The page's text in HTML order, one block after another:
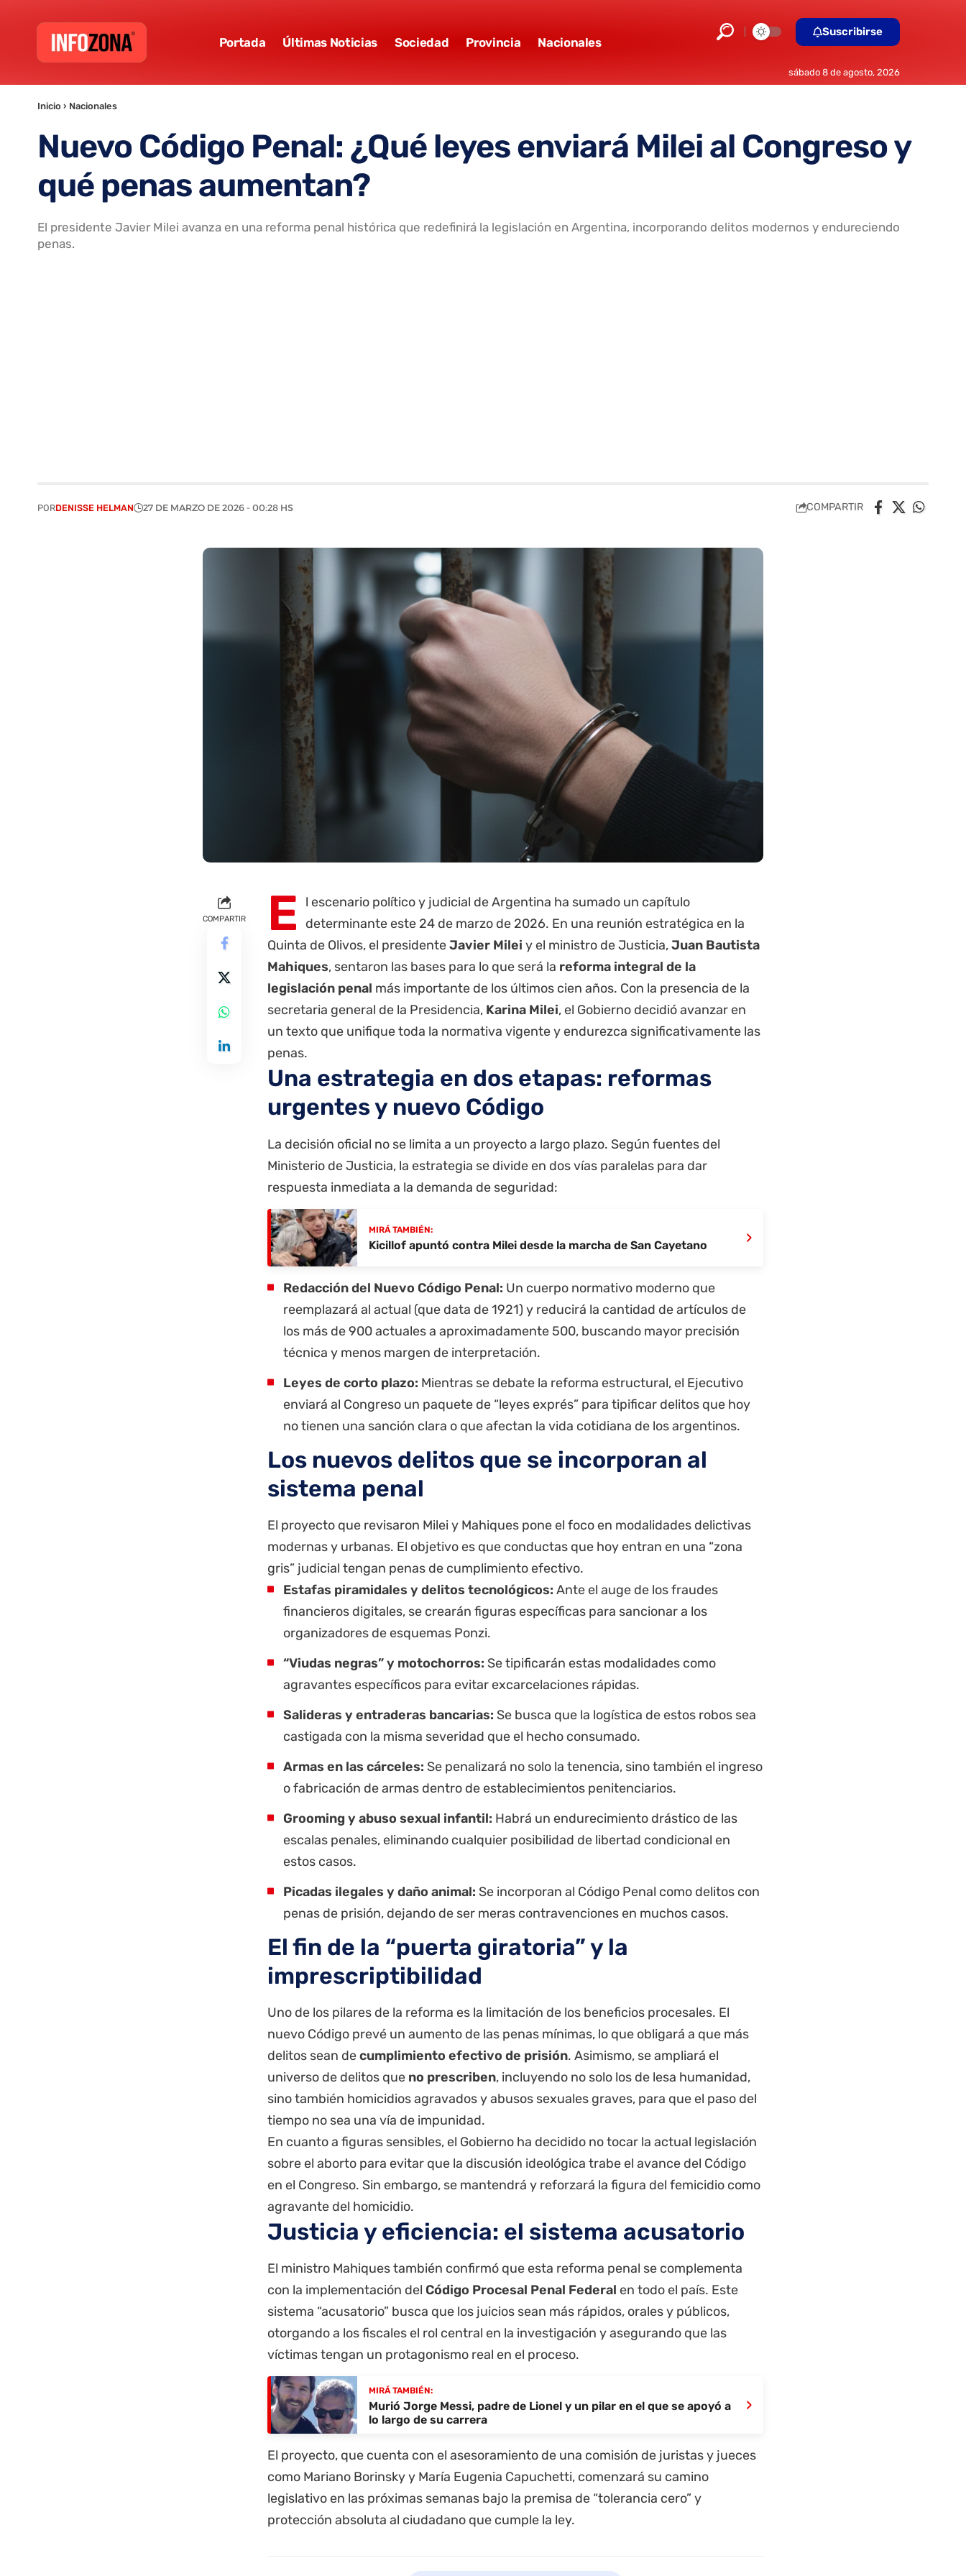
Portada Últimas Noticias Sociedad Provincia Nacionales
Suscribirse
sábado 8 de agosto, 2026
Inicio › Nacionales
Nuevo Código Penal: ¿Qué leyes enviará Milei al Congreso y
qué penas aumentan?
El presidente Javier Milei avanza en una reforma penal histórica que redefinirá la legislación en Argentina, incorporando delitos modernos y endureciendo
penas.
PORDENISSE HELMAN 27 DE MARZO DE 2026 - 00:28 HS COMPARTIR
COMPARTIR E
l escenario político y judicial de Argentina ha sumado un capítulo
determinante este 24 de marzo de 2026. En una reunión estratégica en la
Quinta de Olivos, el presidenteJavier Milei y el ministro de Justicia,Juan Bautista
Mahiques, sentaron las bases para lo que será la reforma integral de la
legislación penal más importante de los últimos cien años. Con la presencia de la
secretaria general de la Presidencia, Karina Milei, el Gobierno decidió avanzar en
un texto que unifique toda la normativa vigente y endurezca significativamente las
penas.
Una estrategia en dos etapas: reformas
urgentes y nuevo Código
La decisión oficial no se limita a un proyecto a largo plazo. Según fuentes del
Ministerio de Justicia, la estrategia se divide en dos vías paralelas para dar
respuesta inmediata a la demanda de seguridad:
MIRÁ TAMBIÉN:
Kicillof apuntó contra Milei desde la marcha de San Cayetano ›
Redacción del Nuevo Código Penal: Un cuerpo normativo moderno que
reemplazará al actual (que data de 1921) y reducirá la cantidad de artículos de
los más de 900 actuales a aproximadamente 500, buscando mayor precisión
técnica y menos margen de interpretación.
Leyes de corto plazo: Mientras se debate la reforma estructural, el Ejecutivo
enviará al Congreso un paquete de “leyes exprés” para tipificar delitos que hoy
no tienen una sanción clara o que afectan la vida cotidiana de los argentinos.
Los nuevos delitos que se incorporan al
sistema penal
El proyecto que revisaron Milei y Mahiques pone el foco en modalidades delictivas
modernas y urbanas. El objetivo es que conductas que hoy entran en una “zona
gris” judicial tengan penas de cumplimiento efectivo.
Estafas piramidales y delitos tecnológicos: Ante el auge de los fraudes
financieros digitales, se crearán figuras específicas para sancionar a los
organizadores de esquemas Ponzi.
“Viudas negras” y motochorros: Se tipificarán estas modalidades como
agravantes específicos para evitar excarcelaciones rápidas.
Salideras y entraderas bancarias: Se busca que la logística de estos robos sea
castigada con la misma severidad que el hecho consumado.
Armas en las cárceles: Se penalizará no solo la tenencia, sino también el ingreso
o fabricación de armas dentro de establecimientos penitenciarios.
Grooming y abuso sexual infantil: Habrá un endurecimiento drástico de las
escalas penales, eliminando cualquier posibilidad de libertad condicional en
estos casos.
Picadas ilegales y daño animal: Se incorporan al Código Penal como delitos con
penas de prisión, dejando de ser meras contravenciones en muchos casos.
El fin de la “puerta giratoria” y la
imprescriptibilidad
Uno de los pilares de la reforma es la limitación de los beneficios procesales. El
nuevo Código prevé un aumento de las penas mínimas, lo que obligará a que más
delitos sean decumplimiento efectivo de prisión. Asimismo, se ampliará el
universo de delitos que no prescriben, incluyendo no solo los de lesa humanidad,
sino también homicidios agravados y abusos sexuales graves, para que el paso del
tiempo no sea una vía de impunidad.
En cuanto a figuras sensibles, el Gobierno ha decidido no tocar la actual legislación
sobre el aborto para evitar que la discusión ideológica trabe el avance del Código
en el Congreso. Sin embargo, se mantendrá y reforzará la figura del femicidio como
agravante del homicidio.
Justicia y eficiencia: el sistema acusatorio
El ministro Mahiques también confirmó que esta reforma penal se complementa
con la implementación del Código Procesal Penal Federal en todo el país. Este
sistema “acusatorio” busca que los juicios sean más rápidos, orales y públicos,
otorgando a los fiscales el rol central en la investigación y asegurando que las
víctimas tengan un protagonismo real en el proceso.
MIRÁ TAMBIÉN:
Murió Jorge Messi, padre de Lionel y un pilar en el que se apoyó a
lo largo de su carrera
›
El proyecto, que cuenta con el asesoramiento de una comisión de juristas y jueces
como Mariano Borinsky y María Eugenia Capuchetti, comenzará su camino
legislativo en las próximas semanas bajo la premisa de “tolerancia cero” y
protección absoluta al ciudadano que cumple la ley.